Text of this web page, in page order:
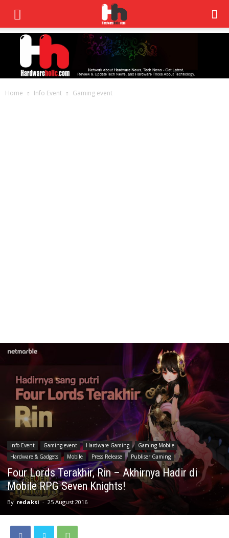
Home Info Event Gaming event
Info Event Gaming event Hardware Gaming
Gaming Mobile
Hardware & Gadgets
Mobile Press Release Publiser Gaming
Four Lords Terakhir, Rin – Akhirnya Hadir di
Mobile RPG Seven Knights!
By redaksi - 25 August 2016